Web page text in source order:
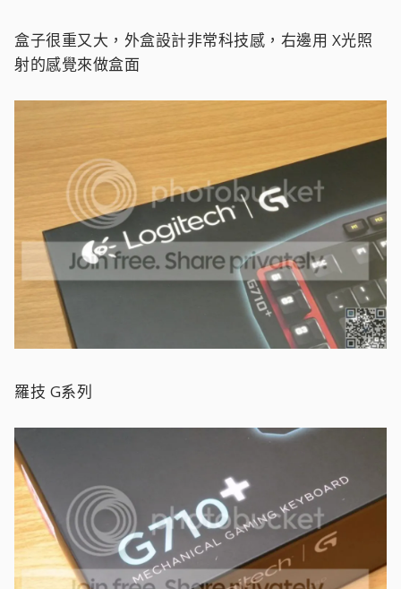
盒子很重又大，外盒設計非常科技感，右邊用 X光照
射的感覺來做盒面
羅技 G系列